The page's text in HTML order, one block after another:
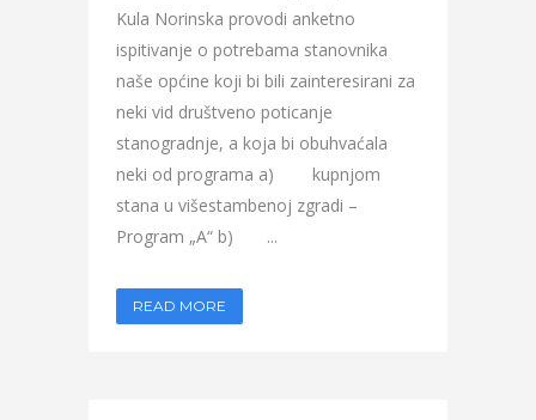
Kula Norinska provodi anketno
ispitivanje o potrebama stanovnika
naše općine koji bi bili zainteresirani za
neki vid društveno poticanje
stanogradnje, a koja bi obuhvaćala
neki od programa a) kupnjom
stana u višestambenoj zgradi –
Program „A“ b) ...
READ MORE